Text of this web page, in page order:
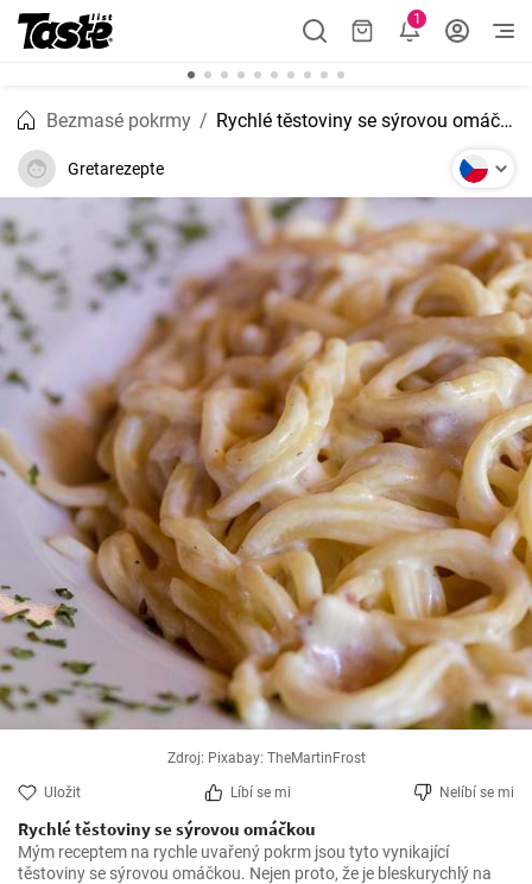
1
Bezmasé pokrmy Rychlé těstoviny se sýrovou omáčkou
Gretarezepte
Zdroj: Pixabay: TheMartinFrost
Uložit Líbí se mi Nelíbí se mi
Rychlé těstoviny se sýrovou omáčkou
Mým receptem na rychle uvařený pokrm jsou tyto vynikající
těstoviny se sýrovou omáčkou. Nejen proto, že je bleskurychlý na